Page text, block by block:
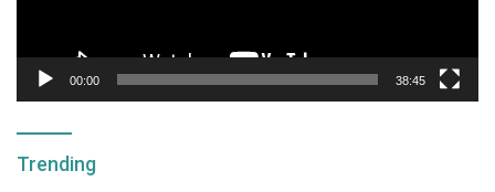
00:00 38:45
Trending